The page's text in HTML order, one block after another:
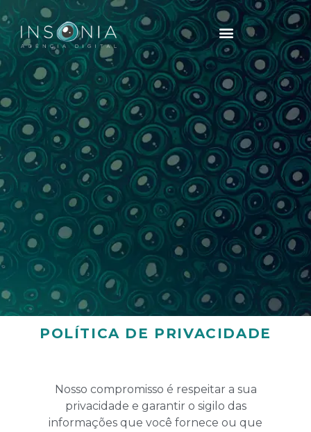
POLÍTICA DE PRIVACIDADE
Nosso compromisso é respeitar a sua
privacidade e garantir o sigilo das
informações que você fornece ou que